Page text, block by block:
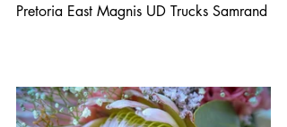
Pretoria East Magnis UD Trucks Samrand